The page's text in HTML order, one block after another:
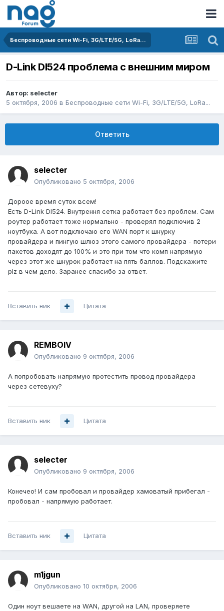
Беспроводные сети Wi-Fi, 3G/LTE/5G, LoRa...
D-Link DI524 проблема с внешним миром
Автор: selecter
5 октября, 2006 в Беспроводные сети Wi-Fi, 3G/LTE/5G, LoRa...
Ответить
selecter
Опубликовано 5 октября, 2006
Дороое время суток всем!
Есть D-Link DI524. Внутрення сетка работает без проблем. Сам
роутер работает тоже нормально - проверял подключив 2
ноутбука. А вот подключаю его WAN порт к шнурку
провайдера и пингую шлюз этого самого провайдера - потери
пакетов доходят до 100% и это при том что комп напрямую
через этот же шнурок работает на пять баллов. Подскажите
plz в чем дело. Заранее спасибо за ответ.
Вставить ник Цитата
REMBOIV
Опубликовано 9 октября, 2006
А попробовать напрямую протестить провод провайдера
через сетевуху?
Вставить ник Цитата
selecter
Опубликовано 9 октября, 2006
Конечео! И сам пробовал и провайдер хамоватый прибегал -
пробовал - напрямую работает.
Вставить ник Цитата
m1jgun
Опубликовано 10 октября, 2006
Один ноут вешаете на WAN, другой на LAN, проверяете